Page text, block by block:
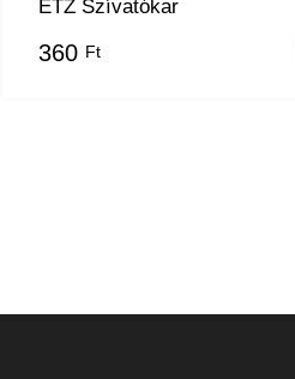
ETZ Szívatókar
360 Ft